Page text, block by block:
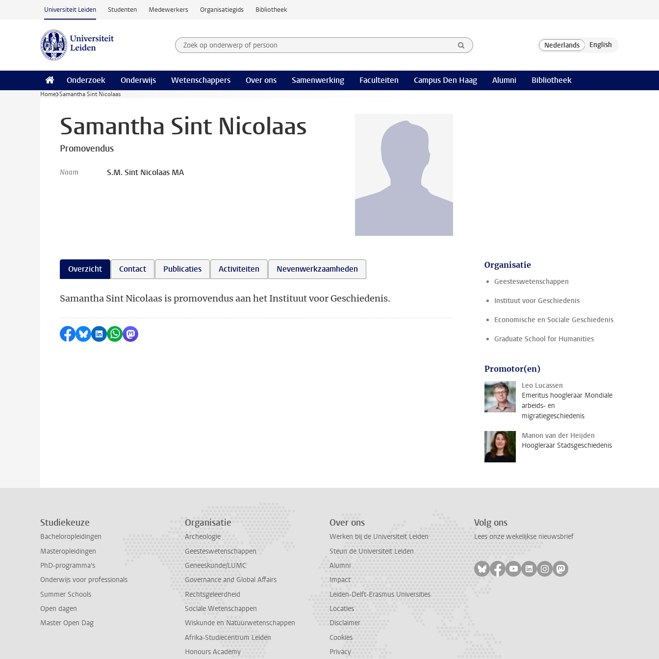
Ga naar hoofdinhoud
Universiteit Leiden Studenten Medewerkers Organisatiegids Bibliotheek
Zoek op onderwerp of persoon en selecteer categorie
Zoekterm
Onderzoek Onderwijs Wetenschappers Over ons Samenwerking Faculteiten Campus Den Haag Alumni Bibliotheek
Home Samantha Sint Nicolaas
Samantha Sint Nicolaas
Promovendus
Naam S.M. Sint Nicolaas MA
Overzicht Contact Publicaties Activiteiten Nevenwerkzaamheden
Samantha Sint Nicolaas is promovendus aan het Instituut voor Geschiedenis.
Delen op Facebook
Delen via Bluesky
Delen op LinkedIn
Delen via WhatsApp
Delen via Mastodon
Organisatie
Geesteswetenschappen
Instituut voor Geschiedenis
Economische en Sociale Geschiedenis
Graduate School for Humanities
Promotor(en)
Leo Lucassen
Emeritus hoogleraar Mondiale
arbeids- en
migratiegeschiedenis
Manon van der Heijden
Hoogleraar Stadsgeschiedenis
Studiekeuze
Bacheloropleidingen
Masteropleidingen
PhD-programma's
Onderwijs voor professionals
Summer Schools
Open dagen
Master Open Dag
Organisatie
Archeologie
Geesteswetenschappen
Geneeskunde/LUMC
Governance and Global Affairs
Rechtsgeleerdheid
Sociale Wetenschappen
Wiskunde en Natuurwetenschappen
Afrika-Studiecentrum Leiden
Honours Academy
Over ons
Werken bij de Universiteit Leiden
Steun de Universiteit Leiden
Alumni
Impact
Leiden-Delft-Erasmus Universities
Locaties
Disclaimer
Cookies
Privacy
Volg ons
Lees onze wekelijkse nieuwsbrief
Volg ons op bluesky
Volg ons op facebook
Volg ons op youtube
Volg ons op linkedin
Volg ons op instagram
Volg ons op mastodon